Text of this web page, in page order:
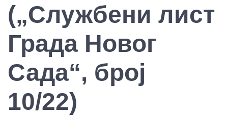
(„Службени лист
Града Новог
Сада“, број
10/22)